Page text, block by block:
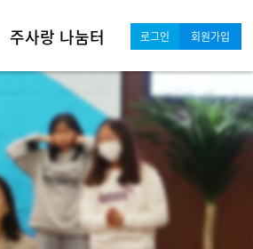
주사랑 나눔터
새가족 안내·소개
포토갤러리
교회소식
행사일정
행사 및 기도 게시판
로그인 회원가입